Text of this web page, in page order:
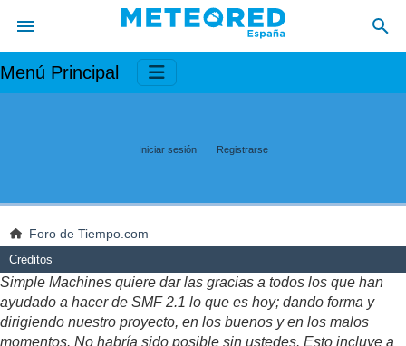
Menú Principal
Iniciar sesión Registrarse
Foro de Tiempo.com
Créditos
Simple Machines quiere dar las gracias a todos los que han
ayudado a hacer de SMF 2.1 lo que es hoy; dando forma y
dirigiendo nuestro proyecto, en los buenos y en los malos
momentos. No habría sido posible sin ustedes. Esto incluye a